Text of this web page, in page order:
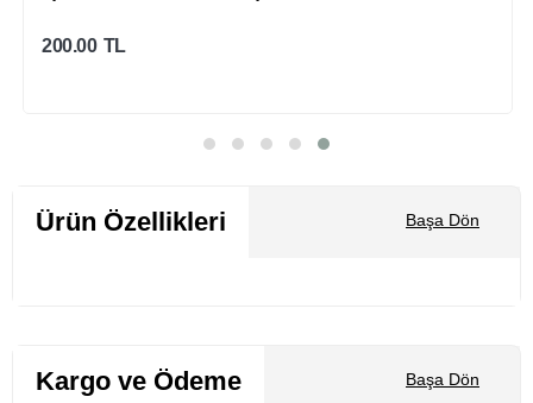
200.00 TL
Ürün Özellikleri Başa Dön
Kargo ve Ödeme Başa Dön